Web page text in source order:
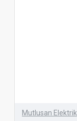
Mutlusan Elektrik